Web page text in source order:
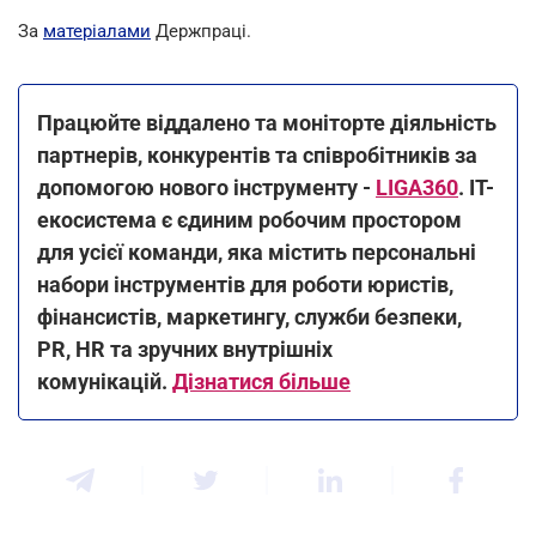
За матеріалами Держпраці.
Працюйте віддалено та моніторте діяльність
партнерів, конкурентів та співробітників за
допомогою нового інструменту - LIGA360. IT-
екосистема є єдиним робочим простором
для усієї команди, яка містить персональні
набори інструментів для роботи юристів,
фінансистів, маркетингу, служби безпеки,
PR, HR та зручних внутрішніх
комунікацій. Дізнатися більше